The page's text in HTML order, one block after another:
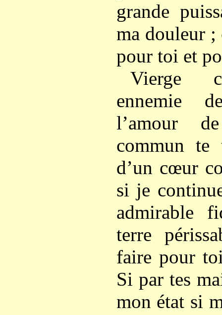
grande
ma douleur ;
pour toi et
Vierge
ennemie
l’amour
commun
d’un cœur
si je
admirable
terre
faire pour
Si par tes
mon état si